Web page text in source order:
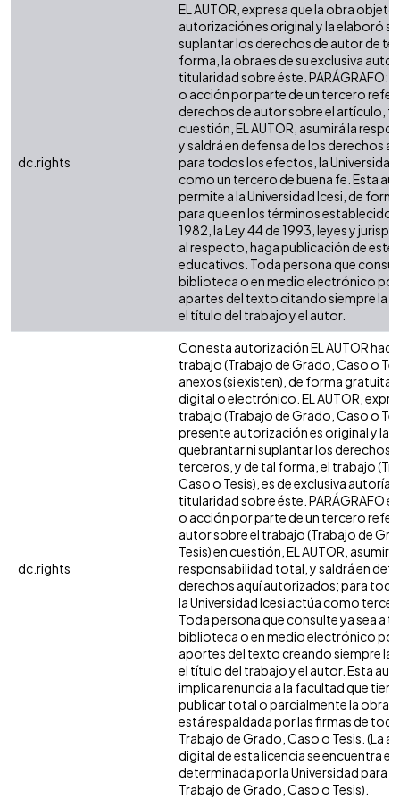
dc.rights
EL AUTOR, expresa que la obra
autorización es original y la elaboró
suplantar los derechos de autor de
forma, la obra es de su exclusiva
titularidad sobre éste. PARÁGRAFO:
o acción por parte de un tercero
derechos de autor sobre el artículo,
cuestión, EL AUTOR, asumirá la
y saldrá en defensa de los derechos
para todos los efectos, la Universidad
como un tercero de buena fe. Esta
permite a la Universidad Icesi, de
para que en los términos establecidos
1982, la Ley 44 de 1993, leyes y
al respecto, haga publicación de este
educativos. Toda persona que
biblioteca o en medio electrónico
apartes del texto citando siempre la
el título del trabajo y el autor.
dc.rights
Con esta autorización EL AUTOR
trabajo (Trabajo de Grado, Caso o
anexos (si existen), de forma gratuita
digital o electrónico. EL AUTOR,
trabajo (Trabajo de Grado, Caso o
presente autorización es original y la
quebrantar ni suplantar los derechos
terceros, y de tal forma, el trabajo
Caso o Tesis), es de exclusiva autoría
titularidad sobre éste. PARÁGRAFO
o acción por parte de un tercero
autor sobre el trabajo (Trabajo de
Tesis) en cuestión, EL AUTOR, asumirá
responsabilidad total, y saldrá en
derechos aquí autorizados; para
la Universidad Icesi actúa como
Toda persona que consulte ya sea a
biblioteca o en medio electrónico
aportes del texto creando siempre la
el título del trabajo y el autor. Esta
implica renuncia a la facultad que tiene
publicar total o parcialmente la obra.
está respaldada por las firmas de
Trabajo de Grado, Caso o Tesis. (La
digital de esta licencia se encuentra
determinada por la Universidad para
Trabajo de Grado, Caso o Tesis).